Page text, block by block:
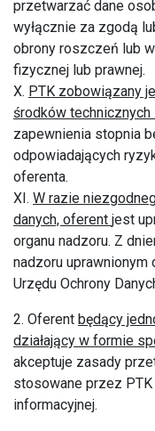
przetwarzać dane
wyłącznie za zgodą
obrony roszczeń lub
fizycznej lub prawnej.
X. PTK zobowiązany
środków technicznych
zapewnienia stopnia
odpowiadających
oferenta.
XI. W razie
danych, oferent jest
organu nadzoru. Z
nadzoru
Urzędu Ochrony
2. Oferent będący
działający w formie
akceptuje zasady
stosowane przez
informacyjnej.